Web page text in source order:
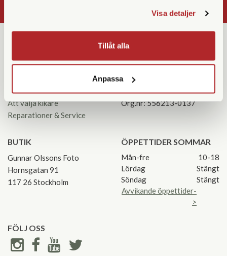
Visa detaljer
Tillåt alla
Anpassa
Kontakta oss
Returinstruktioner
Att välja kikare
Reparationer & Service
KONTAKTA OSS
08 55 60 60 50
info@gofoto.se
Org.nr: 556213-0137
BUTIK
Gunnar Olssons Foto
Hornsgatan 91
117 26 Stockholm
ÖPPETTIDER SOMMAR
Mån-fre
10-18
Lördag
Stängt
Söndag
Stängt
Avvikande öppettider-
>
FÖLJ OSS